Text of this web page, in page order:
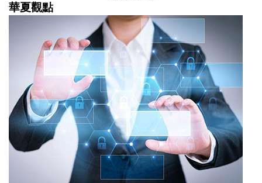
華夏觀點